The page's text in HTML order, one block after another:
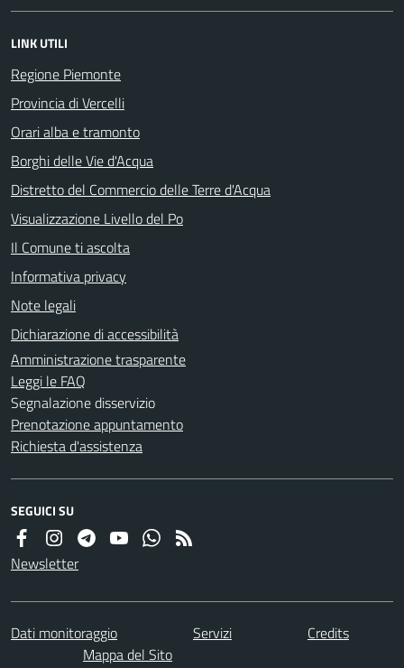
LINK UTILI
Regione Piemonte
Provincia di Vercelli
Orari alba e tramonto
Borghi delle Vie d'Acqua
Distretto del Commercio delle Terre d'Acqua
Visualizzazione Livello del Po
Il Comune ti ascolta
Informativa privacy
Note legali
Dichiarazione di accessibilità
Amministrazione trasparente
Leggi le FAQ
Segnalazione disservizio
Prenotazione appuntamento
Richiesta d'assistenza
SEGUICI SU
Newsletter
Dati monitoraggio Servizi
Credits
Mappa del Sito